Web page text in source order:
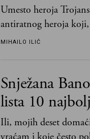
Umesto heroja
antiratnog heroja
učeći na njima, shvata
MIHAILO ILIĆ
Snježana
lista 10
Ili, mojih deset